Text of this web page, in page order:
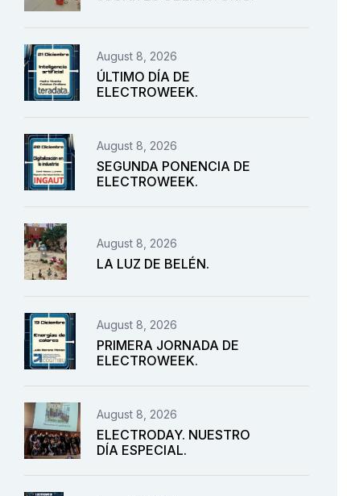
August 8, 2026
ÚLTIMO DÍA DE
ELECTROWEEK.
August 8, 2026
SEGUNDA PONENCIA DE
ELECTROWEEK.
August 8, 2026
LA LUZ DE BELÉN.
August 8, 2026
PRIMERA JORNADA DE
ELECTROWEEK.
August 8, 2026
ELECTRODAY. NUESTRO
DÍA ESPECIAL.